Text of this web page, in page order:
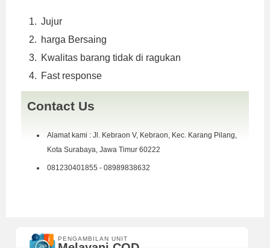
Jujur
harga Bersaing
Kwalitas barang tidak di ragukan
Fast response
Contact Us
Alamat kami : Jl. Kebraon V, Kebraon, Kec. Karang Pilang,
Kota Surabaya, Jawa Timur 60222
081230401855 - 08989838632
PENGAMBILAN UNIT